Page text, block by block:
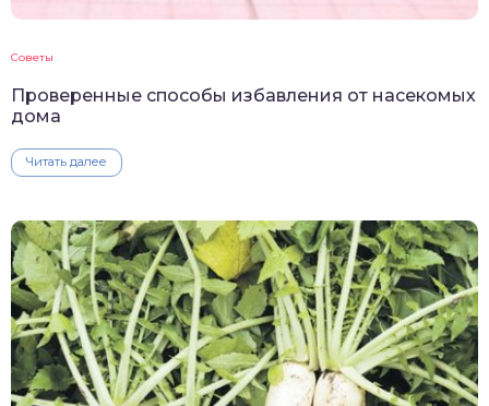
Советы
Проверенные способы избавления от насекомых
дома
Читать далее